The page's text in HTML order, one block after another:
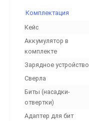
Комплектация
Кейс
Аккумулятор в
комплекте
Зарядное устройство
Сверла
Биты (насадки-
отвертки)
Адаптер для бит